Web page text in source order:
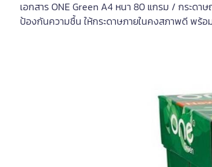
เอกสาร ONE Green A4 หนา 80 แกรม / กระด
ป้องกันความชื้น ให้กระดาษภายในคงสภาพดี พร้อ